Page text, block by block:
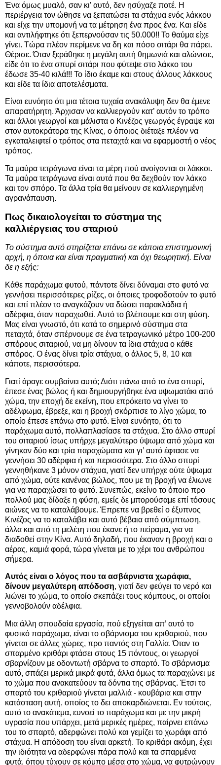
Ένα όμως μυαλό, σαν κι’ αυτό, δεν ησύχαζε ποτέ. Η
περιέργεια τον ώθησε να ξεπατώσει τα στάχυα ενός λάκκου
και είχε την υπομονή να τα μέτρηση ένα προς ένα. Και είδε
και αντιλήφτηκε ότι ξεπερνούσαν τις 50.000!! Το θαύμα είχε
γίνει. Τώρα πλέον περίμενε να δη και πόσο σιτάρι θα πάρει.
Θέρισε. Όταν ξεράθηκε η μεγάλη αυτή θημωνιά και αλώνισε,
είδε ότι το ένα σπυρί σιτάρι που φύτεψε στο λάκκο του
έδωσε 35-40 κιλά!!! Το ίδιο έκαμε και στους άλλους λάκκους
και είδε τα ίδια αποτελέσματα.
Είναι ευνόητο ότι μια τέτοια τυχαία ανακάλυψη δεν θα έμενε
απαρατήρητη. Άρχισαν να καλλιεργούν κατ’ αυτόν το τρόπο
και άλλοι γεωργοί και μάλιστα ο Κινέζος γεωργός έγραψε και
στον αυτοκράτορα της Κίνας, ο όποιος διέταξε πλέον να
εγκαταλειφτεί ο τρόπος στα πεταχτά και να εφαρμοστή ο νέος
τρόπος.
Τα μαύρα τετράγωνα είναι τα μέρη πού ανοίγονται οι λάκκοι.
Τα μαύρα τετράγωνα είναι αυτά που θα δεχθούν τον λάκκο
και τον σπόρο. Τα άλλα τρία θα μείνουν σε καλλιεργημένη
αγρανάπαυση.
Πως δικαιολογείται το σύστημα της
καλλιέργειας του σταριού
Το σύστημα αυτό στηρίζεται επάνω σε κάποια επιστημονική
αρχή, η όποια και είναι πραγματική και όχι θεωρητική. Είναι
δε η εξής:
Κάθε παράχωμα φυτού, πάντοτε δίνει δύναμαι στο φυτό να
γεννήσει περισσότερες ρίζες, οι όποιες τροφοδοτούν το φυτό
και επί πλέον το αναγκάζουν να δώσει παρακλάδια ή
αδέρφια, όταν παραχωθεί. Αυτό το βλέπουμε και στη φύση.
Μας είναι γνωστό, ότι κατά το σημερινό σύστημα στα
πεταχτά, όταν σπέρνουμε σε ένα τετραγωνικό μέτρο 100-200
σπόρους σιταριού, να μη δίνουν τα ίδια στάχυα ο κάθε
σπόρος. Ο ένας δίνει τρία στάχυα, ο άλλος 5, 8, 10 και
κάποτε, περισσότερα.
Γιατί άραγε συμβαίνει αυτό; Διότι πάνω από το ένα σπυρί,
έπεσε ένας βώλος ή και δημιουργήθηκε ένα υψωματάκι από
χώμα, την εποχή δε εκείνη, που επρόκειτο να γίνει το
αδέλφωμα, έβρεξε, και η βροχή σκόρπισε το λίγο χώμα, το
οποίο έπεσε επάνω στο φυτό. Είναι ευνόητο, ότι το
παράχωμα αυτό, πολλαπλασίασε τα στάχυα. Στο άλλο σπυρί
του σιταριού ίσως υπήρχε μεγαλύτερο ύψωμα από χώμα και
γίνηκαν δύο και τρία παραχώματα και γι’ αυτό έφτασε να
γεννήσει 30 αδέρφια ή και περισσότερα. Στο άλλο σπυρί
γεννηθήκανε 3 μόνον στάχυα, γιατί δεν υπήρχε ούτε ύψωμα
από χώμα, ούτε κανένας βώλος, που με τη βροχή να έλιωνε
για να παραχώσει το φυτό. Συνεπώς, εκείνο το όποιο προ
πολλού μας δίδαξε η φύση, εμείς δε μπορούσαμε επί τόσους
αιώνες να το καταλάβουμε. Έπρεπε να βρεθεί ο έξυπνος
Κινέζος να το καταλάβει και αυτό βέβαια από σύμπτωση,
άλλα και από τη μελέτη που έκανε ή το πείραμα, για να
διαδοθεί στην Κίνα. Αυτό δηλαδή, που έκαναν η βροχή και ο
αέρας, καμιά φορά, τώρα γίνεται με το χέρι του ανθρώπου
σήμερα.
Αυτός είναι ο λόγος που τα ασβάρνιστα χωράφια,
δίνουν μεγαλύτερη απόδοση, γιατί δεν φεύγει το νερό και
λιώνει το χώμα, το οποίο σκεπάζει τους κόμπους, οι οποίοι
γεννοβολούν αδέλφια.
Μια άλλη σπουδαία εργασία, πού εξηγείται απ’ αυτό το
φυσικό παράχωμα, είναι το σβάρνισμα του κριθαριού, που
γίνεται σε άλλες χώρες, προ παντός στη Γαλλία. Όταν το
σπαρμένο κριθάρι φτάσει στους 15 πόντους, οι γεωργοί
σβαρνίζουν με οδοντωτή σβάρνα το σπαρτό. Το σβάρνισμα
αυτό, σπάζει μερικά μικρά φυτά, άλλα όμως τα παραχώνει με
το χώμα που ανακατεύουν τα δόντια της σβάρνας. Έτσι το
σπαρτό του κριθαριού γίνεται μαλλιά - κουβάρια και στην
κατάσταση αυτή, οποίος το δει αποκαρδιώνεται. Εν τούτοις,
αυτό το ανακάτεμα, ευνοεί το παράχωμα και με την μικρή
υγρασία που υπάρχει, μετά μερικές ημέρες, παίρνει επάνω
του το σπαρτό, αδερφώνει πολύ και γεμίζει το χωράφι από
στάχυα. Η απόδοση του είναι αρκετή. Το κριθάρι ακόμη, έχει
την ιδιότητα να αδερφώνει πάρα πολύ και τα σπαρμένα
φυτά, όπου τύχουν σε κόμπο μέσα στο χώμα, να φυτρώνουν